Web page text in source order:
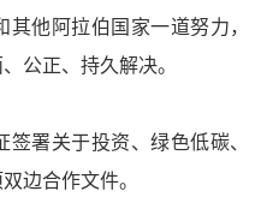
他阿拉伯国家一道努力，
公正、持久解决。
署关于投资、绿色低碳、
边合作文件。